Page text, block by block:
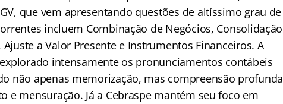
que vem apresentando questões de altíssimo grau de
incluem Combinação de Negócios, Consolidação
a Valor Presente e Instrumentos Financeiros. A
intensamente os pronunciamentos contábeis
não apenas memorização, mas compreensão profunda
e mensuração. Já a Cebraspe mantém seu foco em